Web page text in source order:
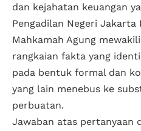
dan kejahatan keuangan
Pengadilan Negeri Jakarta
Mahkamah Agung
rangkaian fakta yang
pada bentuk formal dan
yang lain menebus ke
perbuatan.
Jawaban atas pertanyaan